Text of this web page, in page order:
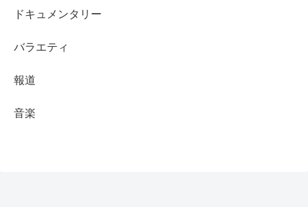
ドキュメンタリー
バラエティ
報道
音楽